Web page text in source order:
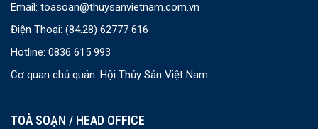
Email: toasoan@thuysanvietnam.com.vn
Điện Thoại: (84.28) 62777 616
Hotline: 0836 615 993
Cơ quan chủ quản: Hội Thủy Sản Việt Nam
TOÀ SOẠN / HEAD OFFICE